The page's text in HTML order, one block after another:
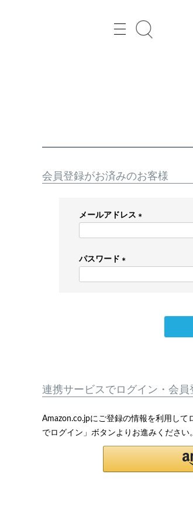
会員登録がお済みのお客様
メールアドレス
パスワード
連携サービスでログイン・会員
Amazon.co.jpにご登録の情報を利用し
でログイン」ボタンよりお進みください。